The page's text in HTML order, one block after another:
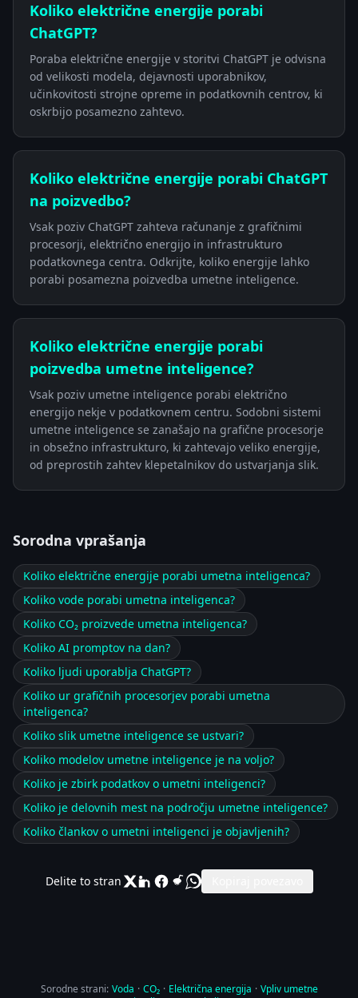
Koliko električne energije porabi
ChatGPT?
Poraba električne energije v storitvi ChatGPT je odvisna
od velikosti modela, dejavnosti uporabnikov,
učinkovitosti strojne opreme in podatkovnih centrov, ki
oskrbijo posamezno zahtevo.
Koliko električne energije porabi ChatGPT
na poizvedbo?
Vsak poziv ChatGPT zahteva računanje z grafičnimi
procesorji, električno energijo in infrastrukturo
podatkovnega centra. Odkrijte, koliko energije lahko
porabi posamezna poizvedba umetne inteligence.
Koliko električne energije porabi
poizvedba umetne inteligence?
Vsak poziv umetne inteligence porabi električno
energijo nekje v podatkovnem centru. Sodobni sistemi
umetne inteligence se zanašajo na grafične procesorje
in obsežno infrastrukturo, ki zahtevajo veliko energije,
od preprostih zahtev klepetalnikov do ustvarjanja slik.
Sorodna vprašanja
Koliko električne energije porabi umetna inteligenca?
Koliko vode porabi umetna inteligenca?
Koliko CO₂ proizvede umetna inteligenca?
Koliko AI promptov na dan?
Koliko ljudi uporablja ChatGPT?
Koliko ur grafičnih procesorjev porabi umetna
inteligenca?
Koliko slik umetne inteligence se ustvari?
Koliko modelov umetne inteligence je na voljo?
Koliko je zbirk podatkov o umetni inteligenci?
Koliko je delovnih mest na področju umetne inteligence?
Koliko člankov o umetni inteligenci je objavljenih?
Delite to stran
Sorodne strani: Voda · CO₂ · Električna energija · Vpliv umetne